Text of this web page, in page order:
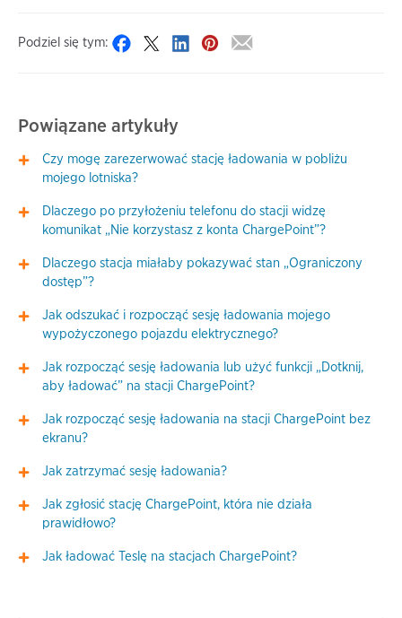
Podziel się tym:
Powiązane artykuły
Czy mogę zarezerwować stację ładowania w pobliżu
mojego lotniska?
Dlaczego po przyłożeniu telefonu do stacji widzę
komunikat „Nie korzystasz z konta ChargePoint”?
Dlaczego stacja miałaby pokazywać stan „Ograniczony
dostęp”?
Jak odszukać i rozpocząć sesję ładowania mojego
wypożyczonego pojazdu elektrycznego?
Jak rozpocząć sesję ładowania lub użyć funkcji „Dotknij,
aby ładować” na stacji ChargePoint?
Jak rozpocząć sesję ładowania na stacji ChargePoint bez
ekranu?
Jak zatrzymać sesję ładowania?
Jak zgłosić stację ChargePoint, która nie działa
prawidłowo?
Jak ładować Teslę na stacjach ChargePoint?